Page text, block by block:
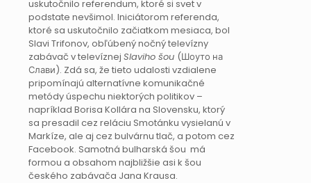
uskutočnilo referendum, ktoré si svet v
podstate nevšimol. Iniciátorom referenda,
ktoré sa uskutočnilo začiatkom mesiaca, bol
Slavi Trifonov, obľúbený nočný televízny
zabávač v televíznej Slaviho šou (Шоуто на
Слави). Zdá sa, že tieto udalosti vzdialene
pripomínajú alternatívne komunikačné
metódy úspechu niektorých politikov –
napríklad Borisa Kollára na Slovensku, ktorý
sa presadil cez reláciu Smotánku vysielanú v
Markíze, ale aj cez bulvárnu tlač, a potom cez
Facebook. Samotná bulharská šou má
formou a obsahom najbližšie asi k šou
českého zabávača Jana Krausa.